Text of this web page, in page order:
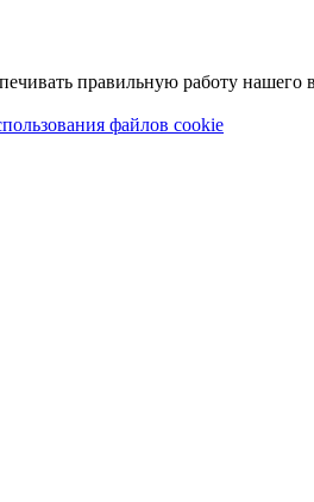
правильную работу нашего
файлов cookie